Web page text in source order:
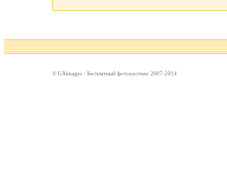
© UAimages - Бесплатный фотохостинг 2007-2014